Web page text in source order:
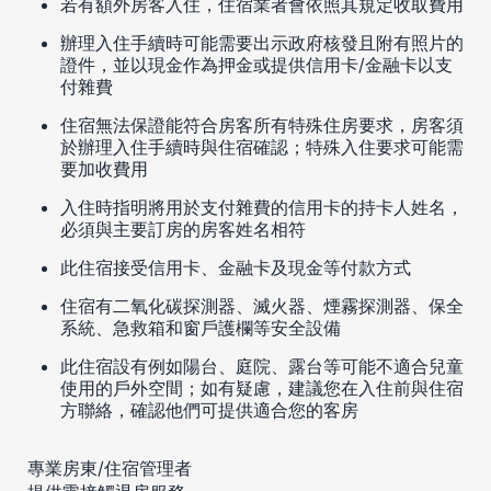
辦理入住手續時可能需要出示政府核發且附有照片的
證件，並以現金作為押金或提供信用卡/金融卡以支
付雜費
住宿無法保證能符合房客所有特殊住房要求，房客須
於辦理入住手續時與住宿確認；特殊入住要求可能需
要加收費用
入住時指明將用於支付雜費的信用卡的持卡人姓名，
必須與主要訂房的房客姓名相符
此住宿接受信用卡、金融卡及現金等付款方式
住宿有二氧化碳探測器、滅火器、煙霧探測器、保全
系統、急救箱和窗戶護欄等安全設備
此住宿設有例如陽台、庭院、露台等可能不適合兒童
使用的戶外空間；如有疑慮，建議您在入住前與住宿
方聯絡，確認他們可提供適合您的客房
專業房東/住宿管理者